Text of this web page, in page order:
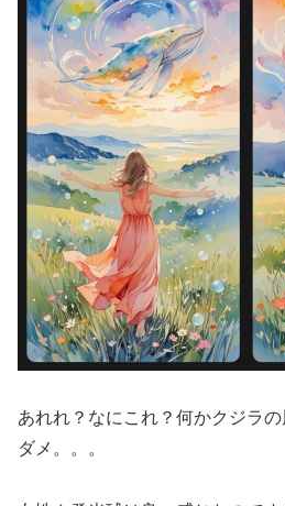
あれれ？なにこれ？何かクジラ
ダメ。。。